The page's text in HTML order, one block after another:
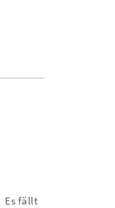
Es fällt